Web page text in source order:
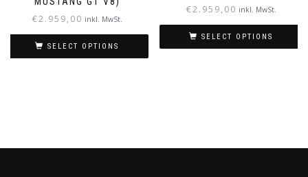
€2.959,00 inkl. MwSt.
SELECT OPTIONS
€2.959,00 inkl. MwSt.
SELECT OPTIONS